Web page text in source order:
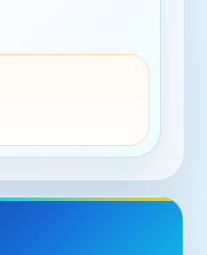
)
นวา 2568 )
- 3 มกรา 2569 )